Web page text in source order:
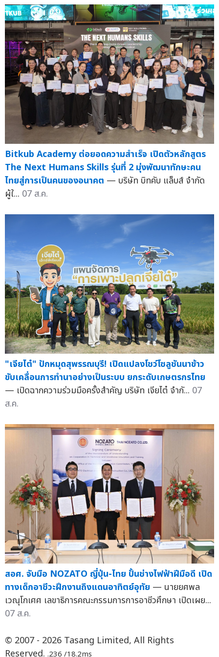
Bitkub Academy ต่อยอดความสำเร็จ เปิดตัวหลักสูตร
The Next Humans Skills รุ่นที่ 2 มุ่งพัฒนาทักษะคน
ไทยสู่การเป็นคนของอนาคต — บริษัท บิทคับ แล็บส์ จำกัด
ผู้ใ... 07 ส.ค.
"เจียไต๋" ปักหมุดสุพรรณบุรี! เปิดแปลงโชว์โซลูชันนาข้าว
ขับเคลื่อนการทำนาอย่างเป็นระบบ ยกระดับเกษตรกรไทย
— เปิดฉากความร่วมมือครั้งสำคัญ บริษัท เจียไต๋ จำกั... 07
ส.ค.
สอศ. จับมือ NOZATO ญี่ปุ่น-ไทย ปั้นช่างไฟฟ้าฝีมือดี เปิด
ทางเด็กอาชีวะฝึกงานถึงแดนอาทิตย์อุทัย — นายยศพล
เวณุโกเศศ เลขาธิการคณะกรรมการการอาชีวศึกษา เปิดเผย...
07 ส.ค.
© 2007 - 2026 Tasang Limited, All Rights
Reserved. .236 /18.2ms